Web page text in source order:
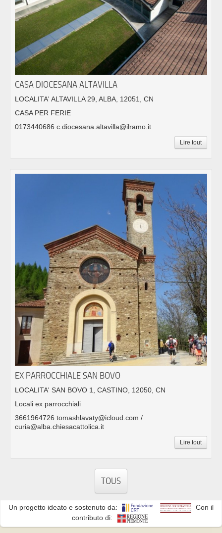
CASA DIOCESANA ALTAVILLA
LOCALITA' ALTAVILLA 29, ALBA, 12051, CN
CASA PER FERIE
0173440686 c.diocesana.altavilla@ilramo.it
Lire tout
EX PARROCCHIALE SAN BOVO
LOCALITA' SAN BOVO 1, CASTINO, 12050, CN
Locali ex parrocchiali
3661964726 tomashlavaty@icloud.com /
curia@alba.chiesacattolica.it
Lire tout
TOUS
Un progetto ideato e sostenuto da:
Con il
contributo di: